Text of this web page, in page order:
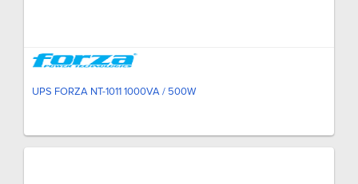
UPS FORZA NT-1011 1000VA / 500W